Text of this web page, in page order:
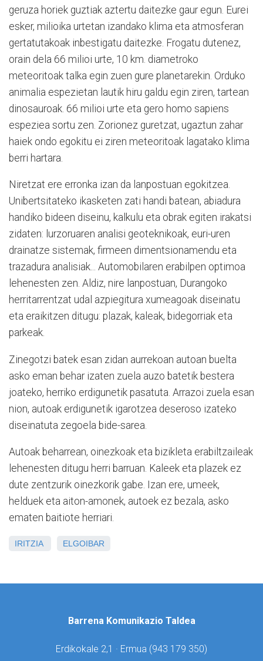
geruza horiek guztiak aztertu daitezke gaur egun. Eurei
esker, milioika urtetan izandako klima eta atmosferan
gertatutakoak inbestigatu daitezke. Frogatu dutenez,
orain dela 66 milioi urte, 10 km. diametroko
meteoritoak talka egin zuen gure planetarekin. Orduko
animalia espezietan lautik hiru galdu egin ziren, tartean
dinosauroak. 66 milioi urte eta gero homo sapiens
espeziea sortu zen. Zorionez guretzat, ugaztun zahar
haiek ondo egokitu ei ziren meteoritoak lagatako klima
berri hartara.
Niretzat ere erronka izan da lanpostuan egokitzea.
Unibertsitateko ikasketen zati handi batean, abiadura
handiko bideen diseinu, kalkulu eta obrak egiten irakatsi
zidaten: lurzoruaren analisi geoteknikoak, euri-uren
drainatze sistemak, firmeen dimentsionamendu eta
trazadura analisiak... Automobilaren erabilpen optimoa
lehenesten zen. Aldiz, nire lanpostuan, Durangoko
herritarrentzat udal azpiegitura xumeagoak diseinatu
eta eraikitzen ditugu: plazak, kaleak, bidegorriak eta
parkeak.
Zinegotzi batek esan zidan aurrekoan autoan buelta
asko eman behar izaten zuela auzo batetik bestera
joateko, herriko erdigunetik pasatuta. Arrazoi zuela esan
nion, autoak erdigunetik igarotzea deseroso izateko
diseinatuta zegoela bide-sarea.
Autoak beharrean, oinezkoak eta bizikleta erabiltzaileak
lehenesten ditugu herri barruan. Kaleek eta plazek ez
dute zentzurik oinezkorik gabe. Izan ere, umeek,
helduek eta aiton-amonek, autoek ez bezala, asko
ematen baitiote herriari.
IRITZIA ELGOIBAR
Barrena Komunikazio Taldea
Erdikokale 2,1 · Ermua (943 179 350)